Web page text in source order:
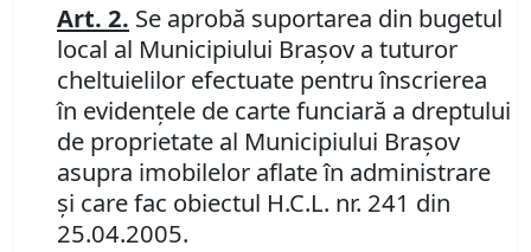
Art. 2. Se aprobă suportarea din bugetul
local al Municipiului Braşov a tuturor
cheltuielilor efectuate pentru înscrierea
în evidenţele de carte funciară a dreptului
de proprietate al Municipiului Braşov
asupra imobilelor aflate în administrare
şi care fac obiectul H.C.L. nr. 241 din
25.04.2005.